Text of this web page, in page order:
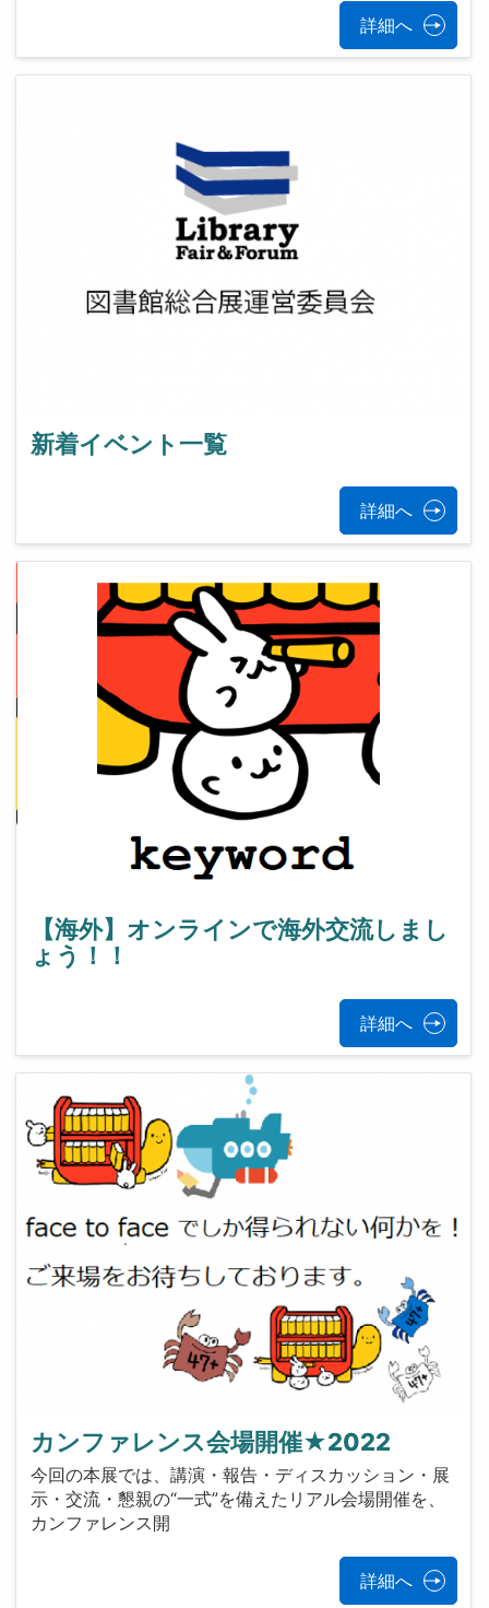
詳細へ
新着イベント一覧
詳細へ
【海外】オンラインで海外交流しまし
ょう！！
詳細へ
カンファレンス会場開催★2022
今回の本展では、講演・報告・ディスカッション・展
示・交流・懇親の“一式”を備えたリアル会場開催を、
カンファレンス開
詳細へ